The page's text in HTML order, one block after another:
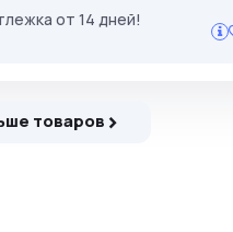
от 14 дней!
товаров